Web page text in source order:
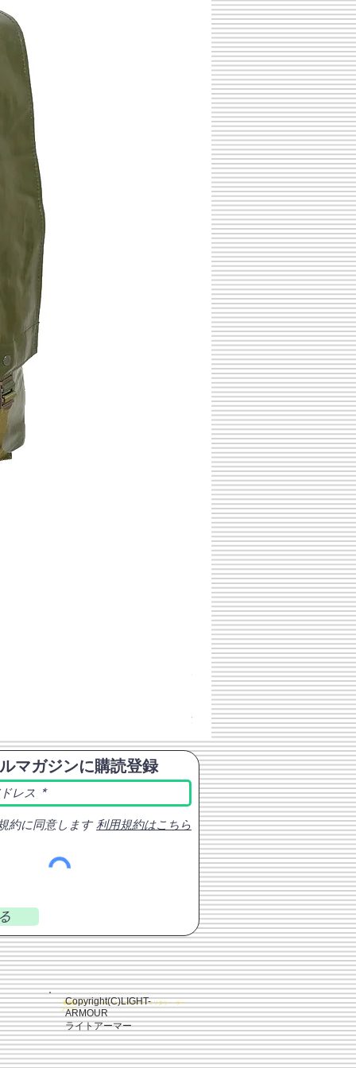
チェコスロバキア軍 連邦共
価格
￥398
消費税込み
マガジンに購読登録
約に同意します 利用規約はこちら
- 軍用品 - サバイバルゲーム - アウトドア - ミリタリー - サー
プラス
Copyright(C)LIGHT-
ARMOUR
ライトアーマー